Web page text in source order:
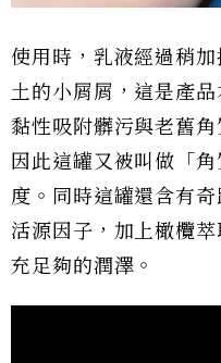
使用時，乳液經過稍
土的小屑屑，這是產
黏性吸附髒污與老舊
因此這罐又被叫做「
度。同時這罐還含有
活源因子，加上橄欖
充足夠的潤澤。